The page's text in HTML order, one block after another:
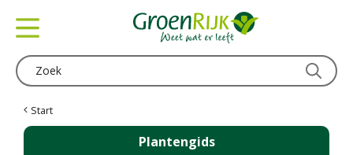
Start
Plantengids